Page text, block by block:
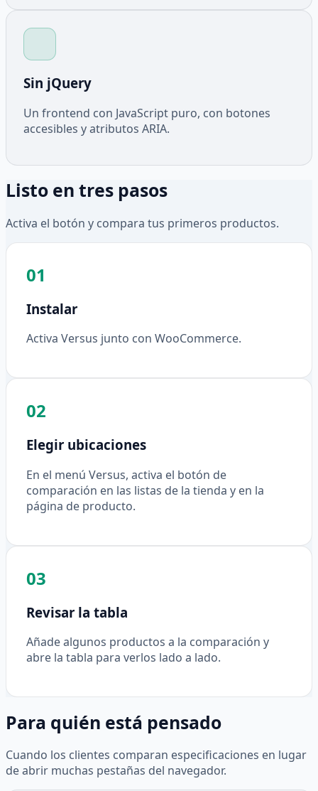
Sin jQuery
Un frontend con JavaScript puro, con botones
accesibles y atributos ARIA.
Listo en tres pasos
Activa el botón y compara tus primeros productos.
01
Instalar
Activa Versus junto con WooCommerce.
02
Elegir ubicaciones
En el menú Versus, activa el botón de
comparación en las listas de la tienda y en la
página de producto.
03
Revisar la tabla
Añade algunos productos a la comparación y
abre la tabla para verlos lado a lado.
Para quién está pensado
Cuando los clientes comparan especificaciones en lugar
de abrir muchas pestañas del navegador.